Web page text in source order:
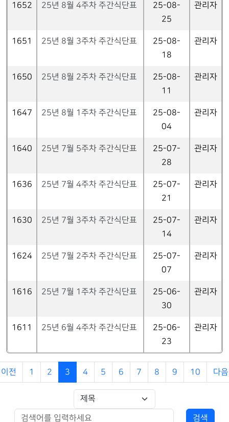
1652 25년 8월 4주차 주간식단표
25-08-
25
관리자
1651 25년 8월 3주차 주간식단표
25-08-
18
관리자
1650 25년 8월 2주차 주간식단표
25-08-
11
관리자
1647 25년 8월 1주차 주간식단표
25-08-
04
관리자
1640 25년 7월 5주차 주간식단표
25-07-
28
관리자
1636 25년 7월 4주차 주간식단표
25-07-
21
관리자
1630 25년 7월 3주차 주간식단표
25-07-
14
관리자
1624 25년 7월 2주차 주간식단표
25-07-
07
관리자
1616 25년 7월 1주차 주간식단표
25-06-
30
관리자
1611 25년 6월 4주차 주간식단표
25-06-
23
관리자
이전 1 2 3 4 5 6 7 8 9 10 다음